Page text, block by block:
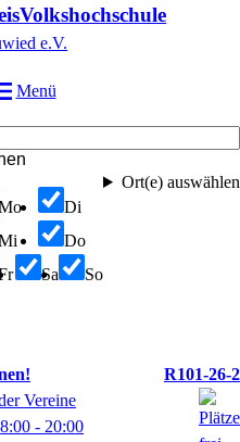
e.V.
Menü
Di
Do
Sa So
Ort(e) auswählen
R101-26-2
Vereine
- 20:00